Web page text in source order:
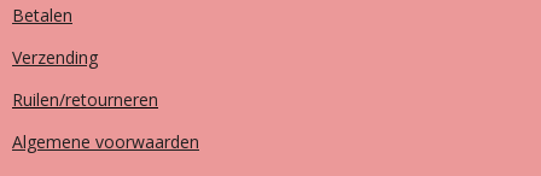
Betalen
Verzending
Ruilen/retourneren
Algemene voorwaarden